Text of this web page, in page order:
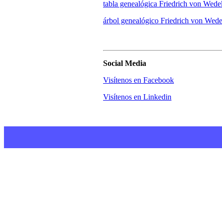
tabla genealógica Friedrich von Wedel
árbol genealógico Friedrich von
Social Media
Visítenos en Facebook
Visítenos en Linkedin